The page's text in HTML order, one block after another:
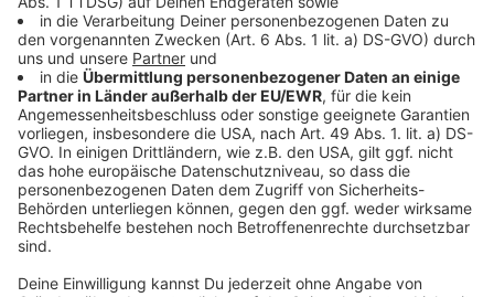
Nach wie vor unklar bleibt allerdings weiterhin, wann
der flächendeckende Schnelltest-Startschuss im
Ennepe-Ruhr-Kreis fallen kann. Ob Anbieter über
ausreichendes Testmaterial verfügen, wird erst der
Rücklauf auf den Aufruf zeigen. Klar ist: Private
Anbieter müssten die Schnelltests in jedem Fall
selbst beschaffen.
Schade hofft an dieser Stelle, dass NRW-